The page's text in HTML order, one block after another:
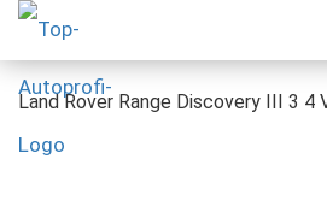
Land Rover Range Discovery III 3 4